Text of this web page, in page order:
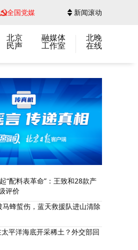
全国党媒 新闻滚动
北京
民声
融媒体
工作室
北晚
在线
“配料表革命”：王致和28款产
评价
蜂蜇伤，蓝天救援队进山清除
平洋海底开采稀土？外交部回